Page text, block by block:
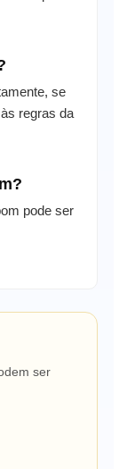
se
regras da
pode ser
ser